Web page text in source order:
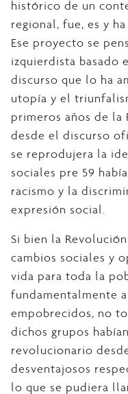
histórico de un
regional, fue, es y
Ese proyecto se
izquierdista basado
discurso que lo ha
utopía y el
primeros años de la
desde el discurso
se reprodujera la
sociales pre 59
racismo y la
expresión social.
Si bien la
cambios sociales y
vida para toda la
fundamentalmente
empobrecidos, no
dichos grupos
revolucionario
desventajosos
lo que se pudiera